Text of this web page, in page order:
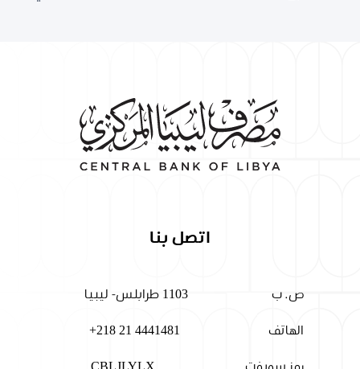
اتصل بنا
ص. ب 1103 طرابلس- ليبيا
الهاتف +218 21 4441481